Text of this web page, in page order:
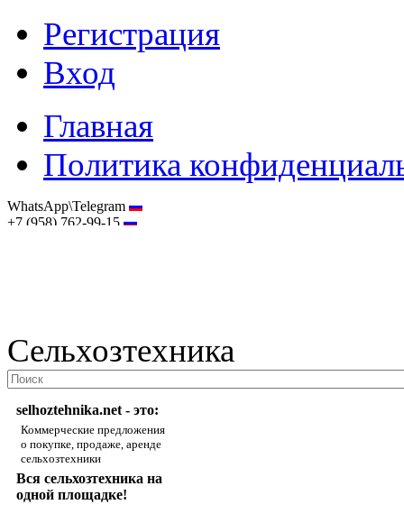
Регистрация
Вход
Главная
Политика
WhatsApp\Telegram
+7 (958) 762-99-15
Сельхозтехника
selhoztehnika.net - это:
Коммерческие предложения
о покупке, продаже, аренде
сельхозтехники
Вся сельхозтехника на
одной площадке!